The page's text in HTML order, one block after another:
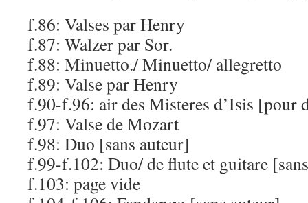
f.86: Valses par Henry
f.87: Walzer par Sor.
f.88: Minuetto./ Minuetto/ allegretto
f.89: Valse par Henry
f.90-f.96: air des Misteres d’Isis [pour
f.97: Valse de Mozart
f.98: Duo [sans auteur]
f.99-f.102: Duo/ de flute et guitare
f.103: page vide